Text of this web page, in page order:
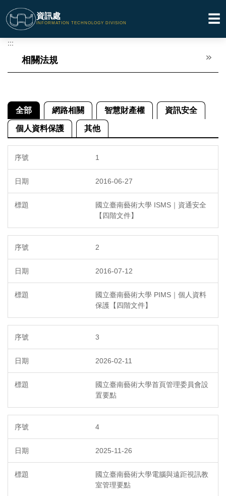
到
主
要
區
資訊處
INFORMATION TECHNOLOGY DIVISION ☰
:::
相關法規
全部 網路相關 智慧財產權 資訊安全
個人資料保護 其他
1
2016-06-27
國立臺南藝術大學 ISMS｜資通安全
【四階文件】
2
2016-07-12
國立臺南藝術大學 PIMS｜個人資料
保護【四階文件】
3
2026-02-11
國立臺南藝術大學首頁管理委員會設
置要點
4
2025-11-26
國立臺南藝術大學電腦與遠距視訊教
室管理要點